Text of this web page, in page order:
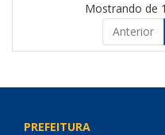
Mostrando de
Anterior
PREFEITURA